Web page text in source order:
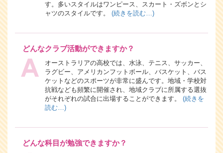
す。多いスタイルはワンピース、スカート・ズボンとシ
ャツのスタイルです。 (続きを読む…)
どんなクラブ活動ができますか？
オーストラリアの高校では、水泳、テニス、サッカー、
ラグビー、アメリカンフットボール、バスケット、バス
ケットなどのスポーツが非常に盛んです。地域・学校対
抗戦なども頻繁に開催され、地域クラブに所属する選抜
がそれぞれの試合に出場することができます。 (続きを
読む…)
どんな科目が勉強できますか？